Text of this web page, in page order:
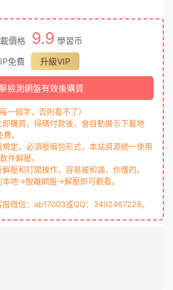
價格 9.9 學習币
免費
升級VIP
檢測網盤有效後購買
一個字，否則看不了）
購買，掃碼付款後，會自動展示下載地
。
定，必須壓縮包形式，本站資源統一使用
件解壓。
壓和打開操作，容易被和諧，你懂的。
地→脫離網盤→解壓即可觀看。
微信：ab17003或QQ：3492467228。